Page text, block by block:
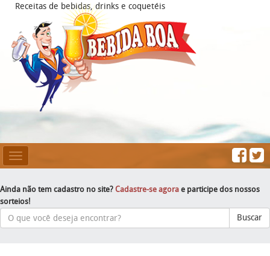
Receitas de bebidas, drinks e coquetéis
Mesclar
Navegação
Ainda não tem cadastro no site? Cadastre-se agora e participe dos nossos
sorteios!
Buscar